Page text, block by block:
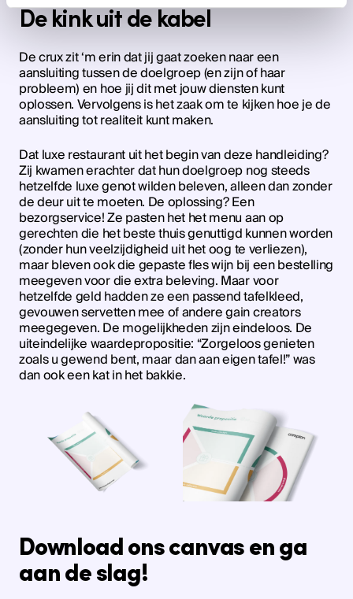
De kink uit de kabel
De crux zit ‘m erin dat jij gaat zoeken naar een
aansluiting tussen de doelgroep (en zijn of haar
probleem) en hoe jij dit met jouw diensten kunt
oplossen. Vervolgens is het zaak om te kijken hoe je de
aansluiting tot realiteit kunt maken.
Dat luxe restaurant uit het begin van deze handleiding?
Zij kwamen erachter dat hun doelgroep nog steeds
hetzelfde luxe genot wilden beleven, alleen dan zonder
de deur uit te moeten. De oplossing? Een
bezorgservice! Ze pasten het het menu aan op
gerechten die het beste thuis genuttigd kunnen worden
(zonder hun veelzijdigheid uit het oog te verliezen),
maar bleven ook die gepaste fles wijn bij een bestelling
meegeven voor die extra beleving. Maar voor
hetzelfde geld hadden ze een passend tafelkleed,
gevouwen servetten mee of andere gain creators
meegegeven. De mogelijkheden zijn eindeloos. De
uiteindelijke waardepropositie: “Zorgeloos genieten
zoals u gewend bent, maar dan aan eigen tafel!” was
dan ook een kat in het bakkie.
Download ons canvas en ga
aan de slag!